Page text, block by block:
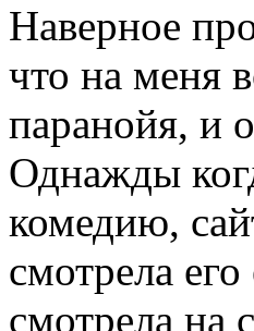
Наверное
что на меня
паранойя, и
Однажды
комедию,
смотрела
смотрела на